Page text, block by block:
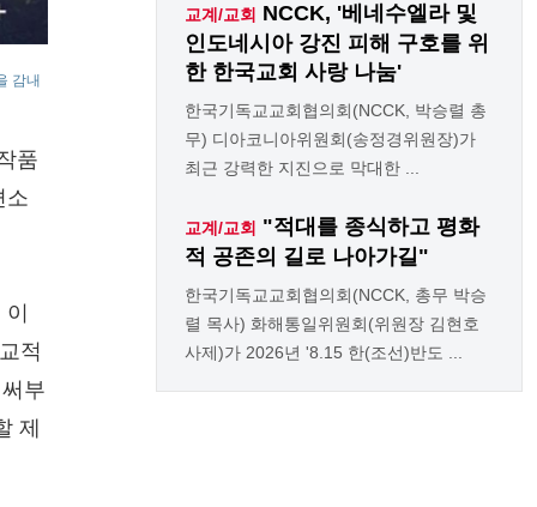
감내
품
소
적
부
제
교계/교회 NCCK, '베네수엘라 및
인도네시아 강진 피해 구호를 위
한 한국교회 사랑 나눔'
한국기독교교회협의회(NCCK, 박승렬 총
무) 디아코니아위원회(송정경위원장)가
최근 강력한 지진으로 막대한 ...
교계/교회 "적대를 종식하고 평화
적 공존의 길로 나아가길"
한국기독교교회협의회(NCCK, 총무 박승
렬 목사) 화해통일위원회(위원장 김현호
사제)가 2026년 '8.15 한(조선)반도 ...